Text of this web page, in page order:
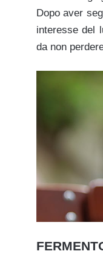
Dopo aver
interesse del
da non